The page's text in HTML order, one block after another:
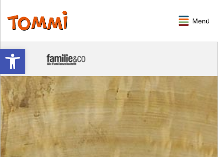
Werkzeugleiste öffnen
Menü